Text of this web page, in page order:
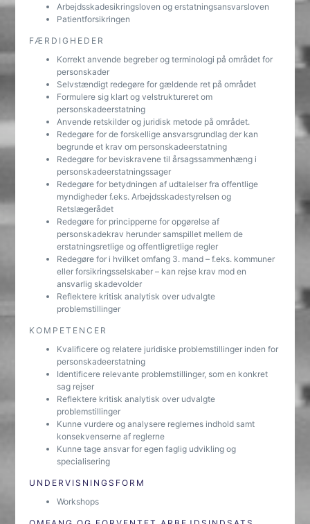
Arbejdsskadesikringsloven og erstatningsansvarsloven
Patientforsikringen
FÆRDIGHEDER
Korrekt anvende begreber og terminologi på området for
personskader
Selvstændigt redegøre for gældende ret på området
Formulere sig klart og velstruktureret om
personskadeerstatning
Anvende retskilder og juridisk metode på området.
Redegøre for de forskellige ansvarsgrundlag der kan
begrunde et krav om personskadeerstatning
Redegøre for beviskravene til årsagssammenhæng i
personskadeerstatningssager
Redegøre for betydningen af udtalelser fra offentlige
myndigheder f.eks. Arbejdsskadestyrelsen og
Retslægerådet
Redegøre for principperne for opgørelse af
personskadekrav herunder samspillet mellem de
erstatningsretlige og offentligretlige regler
Redegøre for i hvilket omfang 3. mand – f.eks. kommuner
eller forsikringsselskaber – kan rejse krav mod en
ansvarlig skadevolder
Reflektere kritisk analytisk over udvalgte
problemstillinger
KOMPETENCER
Kvalificere og relatere juridiske problemstillinger inden for
personskadeerstatning
Identificere relevante problemstillinger, som en konkret
sag rejser
Reflektere kritisk analytisk over udvalgte
problemstillinger
Kunne vurdere og analysere reglernes indhold samt
konsekvenserne af reglerne
Kunne tage ansvar for egen faglig udvikling og
specialisering
UNDERVISNINGSFORM
Workshops